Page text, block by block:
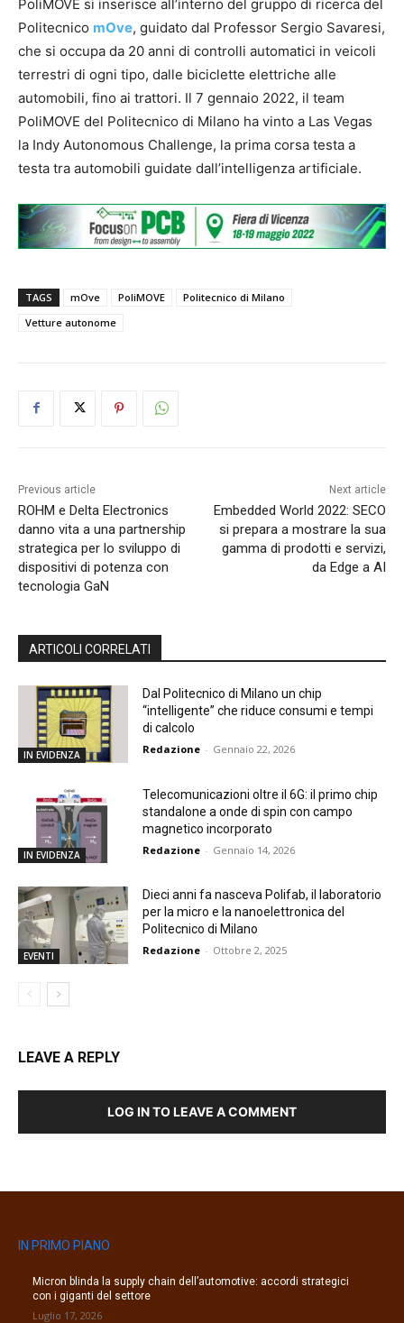
PoliMOVE si inserisce all’interno del gruppo di ricerca del
Politecnico mOve, guidato dal Professor Sergio Savaresi,
che si occupa da 20 anni di controlli automatici in veicoli
terrestri di ogni tipo, dalle biciclette elettriche alle
automobili, fino ai trattori. Il 7 gennaio 2022, il team
PoliMOVE del Politecnico di Milano ha vinto a Las Vegas
la Indy Autonomous Challenge, la prima corsa testa a
testa tra automobili guidate dall’intelligenza artificiale.
TAGS mOve PoliMOVE
Politecnico di Milano
Vetture autonome
Previous article
ROHM e Delta Electronics
danno vita a una partnership
strategica per lo sviluppo di
dispositivi di potenza con
tecnologia GaN
Next article
Embedded World 2022: SECO
si prepara a mostrare la sua
gamma di prodotti e servizi,
da Edge a AI
ARTICOLI CORRELATI
IN EVIDENZA
Dal Politecnico di Milano un chip
“intelligente” che riduce consumi e tempi
di calcolo
Redazione - Gennaio 22, 2026
IN EVIDENZA
Telecomunicazioni oltre il 6G: il primo chip
standalone a onde di spin con campo
magnetico incorporato
Redazione - Gennaio 14, 2026
EVENTI
Dieci anni fa nasceva Polifab, il laboratorio
per la micro e la nanoelettronica del
Politecnico di Milano
Redazione - Ottobre 2, 2025
LEAVE A REPLY
LOG IN TO LEAVE A COMMENT
IN PRIMO PIANO
Micron blinda la supply chain dell’automotive: accordi strategici
con i giganti del settore
Luglio 17, 2026